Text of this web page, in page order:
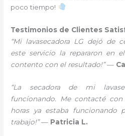
poco tiempo!
Testimonios de Clientes
“Mi lavasecadora LG dejó de
este servicio la repararon en
contento con el resultado!”—
“La secadora de mi
funcionando. Me contacté
horas ya estaba funcionando
trabajo!”— Patricia L.